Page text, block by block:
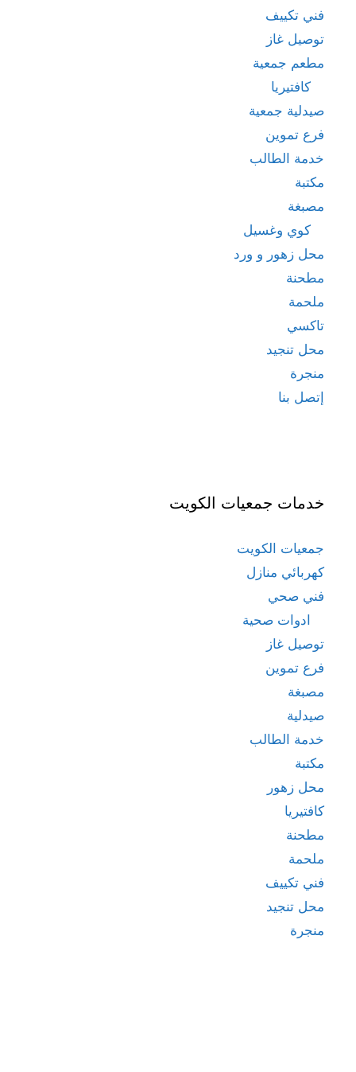
فني تكييف
توصيل غاز
مطعم جمعية
كافتيريا
صيدلية جمعية
فرع تموين
خدمة الطالب
مكتبة
مصبغة
كوي وغسيل
محل زهور و ورد
مطحنة
ملحمة
تاكسي
محل تنجيد
منجرة
إتصل بنا
خدمات جمعيات الكويت
جمعيات الكويت
كهربائي منازل
فني صحي
ادوات صحية
توصيل غاز
فرع تموين
مصبغة
صيدلية
خدمة الطالب
مكتبة
محل زهور
كافتيريا
مطحنة
ملحمة
فني تكييف
محل تنجيد
منجرة